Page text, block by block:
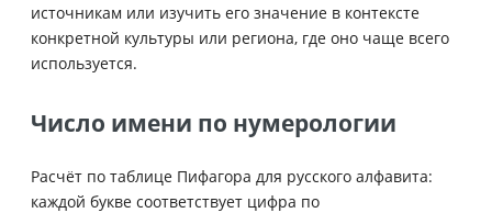
источникам или изучить его значение в контексте
конкретной культуры или региона, где оно чаще всего
используется.
Число имени по нумерологии
Расчёт по таблице Пифагора для русского алфавита:
каждой букве соответствует цифра по